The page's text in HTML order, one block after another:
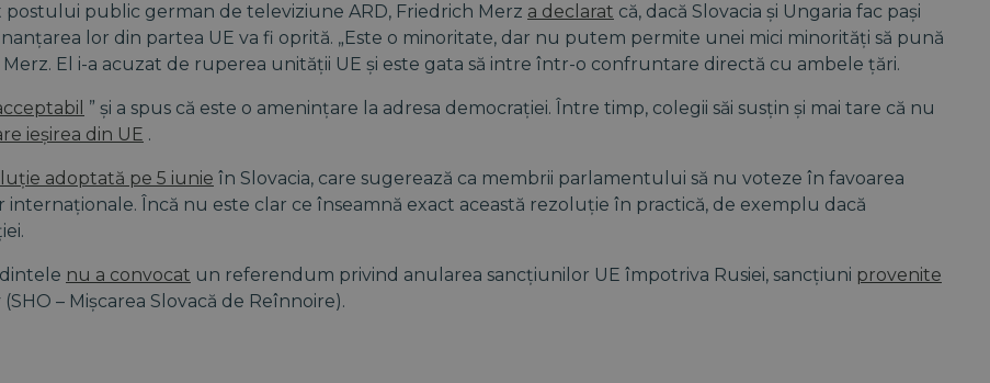
public german de televiziune ARD, Friedrich Merz a declarat că, dacă Slovacia și Ungaria fac pași
lor din partea UE va fi oprită. „Este o minoritate, dar nu putem permite unei mici minorități să pună
Merz. El i-a acuzat de ruperea unității UE și este gata să intre într-o confruntare directă cu ambele țări.
” și a spus că este o amenințare la adresa democrației. Între timp, colegii săi susțin și mai tare că nu
ieșirea din UE .
adoptată pe 5 iunie în Slovacia, care sugerează ca membrii parlamentului să nu voteze în favoarea
Încă nu este clar ce înseamnă exact această rezoluție în practică, de exemplu dacă
nu a convocat un referendum privind anularea sancțiunilor UE împotriva Rusiei, sancțiuni provenite
– Mișcarea Slovacă de Reînnoire).